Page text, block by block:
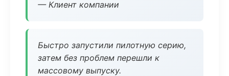
— Клиент компании
Быстро запустили пилотную серию,
затем без проблем перешли к
массовому выпуску.